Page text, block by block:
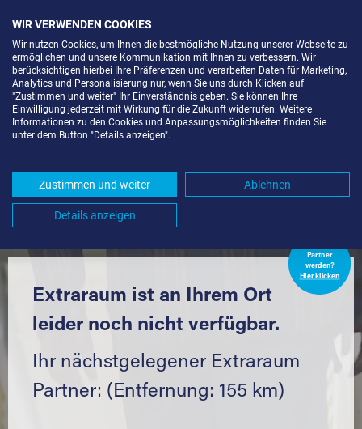
LAGERBOX IN BERLIN-KOL.
Komfortabel einlagern mit Extraraum
Partner
werden?
Hier klicken
Extraraum ist an Ihrem Ort
leider noch nicht verfügbar.
Ihr nächstgelegener Extraraum
Partner: (Entfernung: 155 km)
WIR VERWENDEN COOKIES
Wir nutzen Cookies, um Ihnen die bestmögliche Nutzung unserer Webseite zu
ermöglichen und unsere Kommunikation mit Ihnen zu verbessern. Wir
berücksichtigen hierbei Ihre Präferenzen und verarbeiten Daten für Marketing,
Analytics und Personalisierung nur, wenn Sie uns durch Klicken auf
"Zustimmen und weiter" Ihr Einverständnis geben. Sie können Ihre
Einwilligung jederzeit mit Wirkung für die Zukunft widerrufen. Weitere
Informationen zu den Cookies und Anpassungsmöglichkeiten finden Sie
unter dem Button "Details anzeigen".
Zustimmen und weiter Ablehnen
Details anzeigen